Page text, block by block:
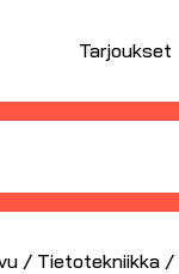
Tarjoukset
/ Tietotekniikka /